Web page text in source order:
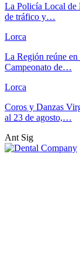
La Policía Local de
de tráfico y…
Lorca
La Región reúne
Campeonato de…
Lorca
Coros y Danzas
al 23 de agosto,…
Ant Sig